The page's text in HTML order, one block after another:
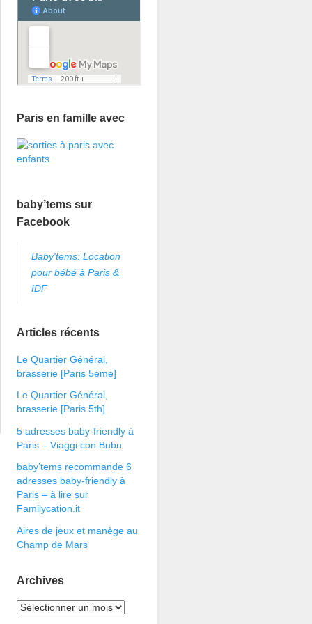
Paris en famille avec
baby’tems sur
Facebook
Baby'tems: Location
pour bébé à Paris &
IDF
Articles récents
Le Quartier Général,
brasserie [Paris 5ème]
Le Quartier Général,
brasserie [Paris 5th]
5 adresses baby-friendly à
Paris – Viaggi con Bubu
baby’tems recommande 6
adresses baby-friendly à
Paris – à lire sur
Familycation.it
Aires de jeux et manège au
Champ de Mars
Archives